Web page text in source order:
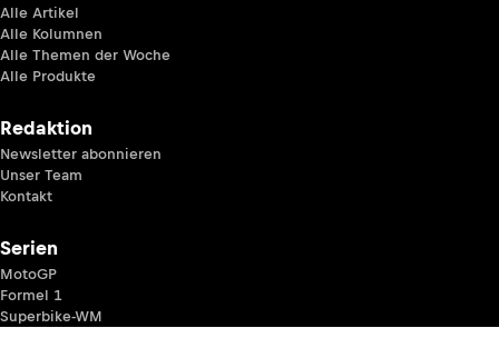
Alle Artikel
Alle Kolumnen
Alle Themen der Woche
Alle Produkte
Redaktion
Newsletter abonnieren
Unser Team
Kontakt
Serien
MotoGP
Formel 1
Superbike-WM